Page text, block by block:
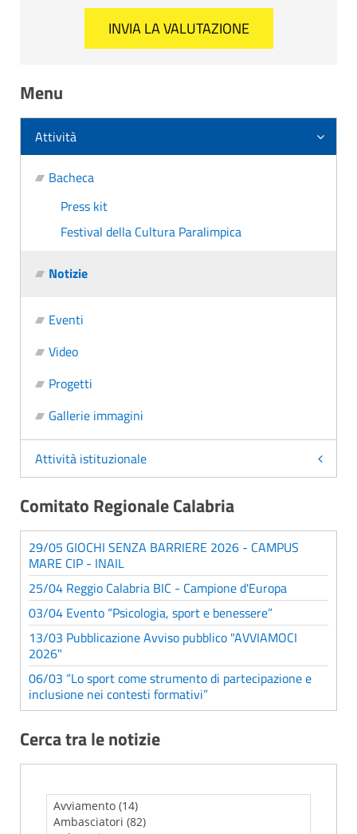
Menu
Attività
Bacheca
Press kit
Festival della Cultura Paralimpica
Notizie
Eventi
Video
Progetti
Gallerie immagini
Attività istituzionale
Comitato Regionale Calabria
29/05 GIOCHI SENZA BARRIERE 2026 - CAMPUS
MARE CIP - INAIL
25/04 Reggio Calabria BIC - Campione d'Europa
03/04 Evento “Psicologia, sport e benessere”
13/03 Pubblicazione Avviso pubblico "AVVIAMOCI
2026"
06/03 “Lo sport come strumento di partecipazione e
inclusione nei contesti formativi”
Cerca tra le notizie